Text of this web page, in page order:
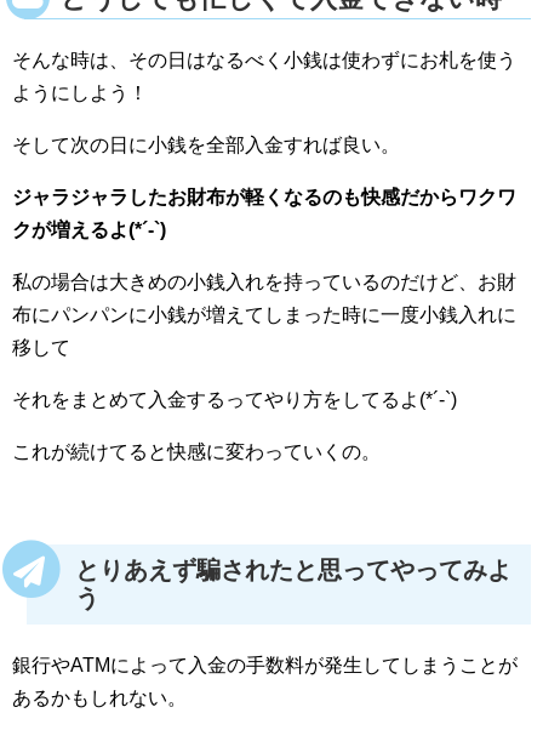
そんな時は、その日はなるべく小銭は使わずにお札を使う
ようにしよう！
そして次の日に小銭を全部入金すれば良い。
ジャラジャラしたお財布が軽くなるのも快感だからワクワ
クが増えるよ(*´-`)
私の場合は大きめの小銭入れを持っているのだけど、お財
布にパンパンに小銭が増えてしまった時に一度小銭入れに
移して
それをまとめて入金するってやり方をしてるよ(*´-`)
これが続けてると快感に変わっていくの。
とりあえず騙されたと思ってやってみよ
う
銀行やATMによって入金の手数料が発生してしまうことが
あるかもしれない。